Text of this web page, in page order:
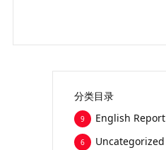
分类目录
English Report
9
Uncategorized
6